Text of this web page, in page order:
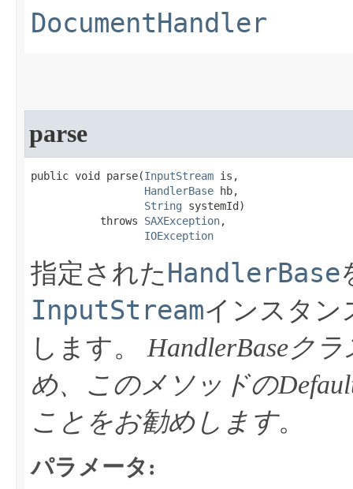
DocumentHandler
parse
public void parse​(InputStream is,
HandlerBase hb,
String systemId)
           throws
SAXException,
IOException
指定されたHandlerBase
InputStreamインスタン
します。
HandlerBaseク
め、このメソッドの
ことをお勧めします。
パラメータ: